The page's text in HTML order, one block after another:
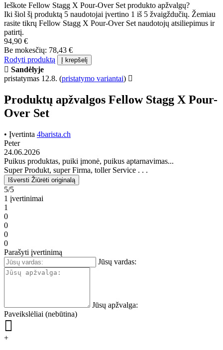
Ieškote Fellow Stagg X Pour-Over Set produkto apžvalgų?
Iki šiol šį produktą 5 naudotojai įvertino 1 iš 5 žvaigždučių. Žemiau
rasite tikrų Fellow Stagg X Pour-Over Set naudotojų atsiliepimus ir
patirtį.
94,90 €
Be mokesčių: 78,43 €
Rodyti produktą
Į krepšelį
Sandėlyje
pristatymas 12.8. (pristatymo variantai)
Produktų apžvalgos Fellow Stagg X Pour-
Over Set
• Įvertinta 4barista.ch
Peter
24.06.2026
Puikus produktas, puiki įmonė, puikus aptarnavimas...
Super Produkt, super Firma, toller Service . . .
Išversti Žiūrėti originalą
5/5
1 įvertinimai
1
0
0
0
0
Parašyti įvertinimą
Jūsų vardas:
Jūsų apžvalga:
Paveikslėliai (nebūtina)
+